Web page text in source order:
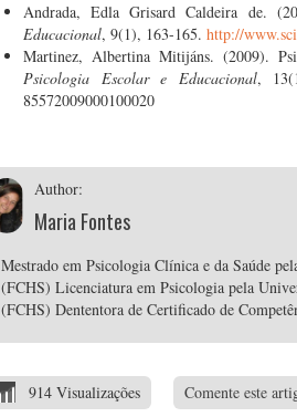
Andrada, Edla Grisard Caldeira de.
Educacional, 9(1), 163-165. http://
Martinez, Albertina Mitijáns. (2009).
Psicologia Escolar e Educacional,
85572009000100020
Author:
Maria Fontes
Mestrado em Psicologia Clínica e da Saúde
(FCHS) Licenciatura em Psicologia pela
(FCHS) Dententora de Certificado de
914 Visualizações Comente este